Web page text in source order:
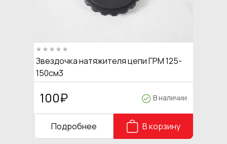
Звездочка натяжителя цепи ГРМ 125-
150см3
100₽ В наличии
Подробнее В корзину